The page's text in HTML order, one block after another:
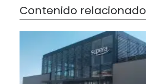
Contenido relacionado